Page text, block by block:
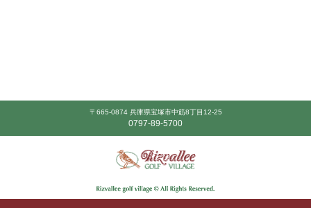
〒665-0874 兵庫県宝塚市中筋8丁目12-25
0797-89-5700